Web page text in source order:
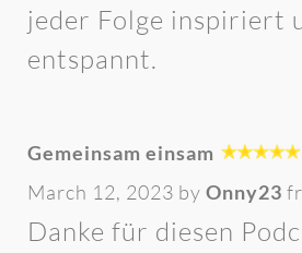
jeder Folge inspiriert
entspannt.
Gemeinsam einsam
March 12, 2023 by Onny23
Danke für diesen